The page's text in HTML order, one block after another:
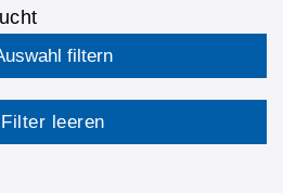
filtern
Filter leeren